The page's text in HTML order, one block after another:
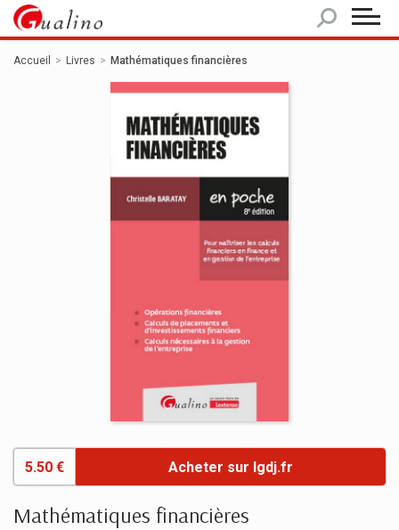
Accueil Livres Mathématiques financières
5.50 € Acheter sur lgdj.fr
Mathématiques financières
Panneau de gestion des cookies